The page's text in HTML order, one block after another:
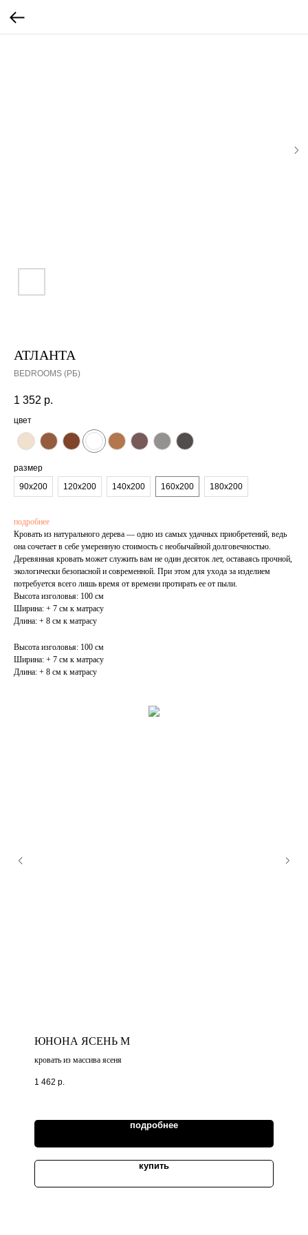
АТЛАНТА
BEDROOMS (РБ)
1 352 р.
цвет
размер
90x200
120x200 140x200 160x200 180x200
подробнее
Кровать из натурального дерева — одно из самых удачных приобретений, ведь
она сочетает в себе умеренную стоимость с необычайной долговечностью.
Деревянная кровать может служить вам не один десяток лет, оставаясь прочной,
экологически безопасной и современной. При этом для ухода за изделием
потребуется всего лишь время от времени протирать ее от пыли.
Высота изголовья: 100 см
Ширина: + 7 см к матрасу
Длина: + 8 см к матрасу
Высота изголовья: 100 см
Ширина: + 7 см к матрасу
Длина: + 8 см к матрасу
ЮНОНА ЯСЕНЬ М
кровать из массива ясеня
1 462 р.
подробнее
купить